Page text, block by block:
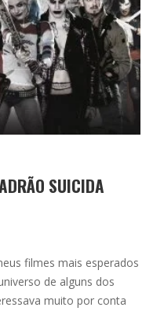
SUICIDA
filmes mais esperados
de alguns dos
muito por conta